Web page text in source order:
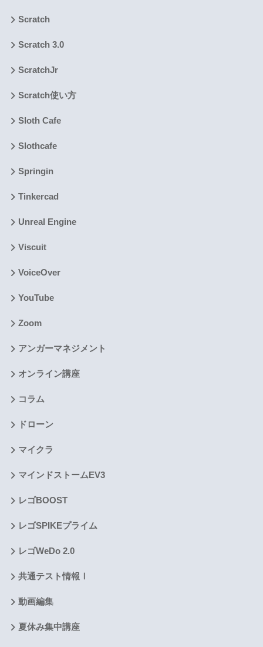
Scratch
Scratch 3.0
ScratchJr
Scratch使い方
Sloth Cafe
Slothcafe
Springin
Tinkercad
Unreal Engine
Viscuit
VoiceOver
YouTube
Zoom
アンガーマネジメント
オンライン講座
コラム
ドローン
マイクラ
マインドストームEV3
レゴBOOST
レゴSPIKEプライム
レゴWeDo 2.0
共通テスト情報Ⅰ
動画編集
夏休み集中講座